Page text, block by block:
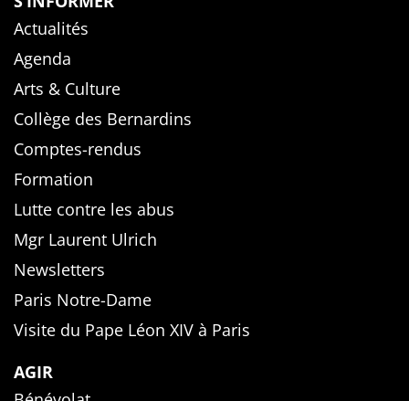
Actualités
Agenda
Arts & Culture
Collège des Bernardins
Comptes-rendus
Formation
Lutte contre les abus
Mgr Laurent Ulrich
Newsletters
Paris Notre-Dame
Visite du Pape Léon XIV à Paris
AGIR